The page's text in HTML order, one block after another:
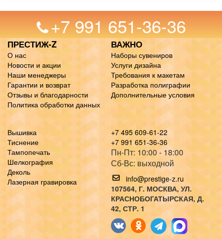
+7 991 651-36-36
ПРЕСТИЖ-Z
О нас
Новости и акции
Наши менеджеры
Гарантии и возврат
Отзывы и благодарности
Политика обработки данных
ВАЖНО
Наборы сувениров
Услуги дизайна
Требования к макетам
Разработка полиграфии
Дополнительные условия
Вышивка
Тиснение
Тампопечать
Шелкография
Деколь
Лазерная гравировка
+7 495 609-61-22
+7 991 651-36-36
Пн-Пт: 10:00 - 18:00
Сб-Вс: выходной
info@prestige-z.ru
107564, Г. МОСКВА, УЛ.
КРАСНОБОГАТЫРСКАЯ, Д.
42, СТР. 1